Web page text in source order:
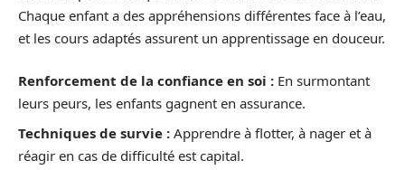
Chaque enfant a des appréhensions différentes face à l’eau,
et les cours adaptés assurent un apprentissage en douceur.
Renforcement de la confiance en soi : En surmontant
leurs peurs, les enfants gagnent en assurance.
Techniques de survie : Apprendre à flotter, à nager et à
réagir en cas de difficulté est capital.